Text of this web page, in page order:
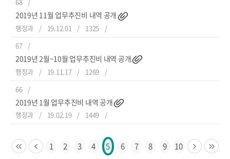
68
2019년 11월 업무추진비 내역 공개
행정과 19.12.01
1325
67
2019년 2월~10월 업무추진비 내역 공개
행정과 19.11.17
1269
66
2019년 1월 업무추진비 내역 공개
행정과 19.02.19 1449
1 2 3 4 5 6 7 8 9 10